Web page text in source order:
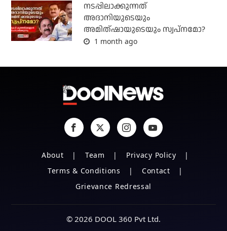
നടപ്പിലാക്കുന്നത്
അദാനിയുടെയും
അമിത്ഷായുടെയും സ്വപ്നമോ?
1 month ago
About Team
Privacy Policy
Terms & Conditions
Contact
Grievance Redressal
© 2026 DOOL 360 Pvt Ltd.